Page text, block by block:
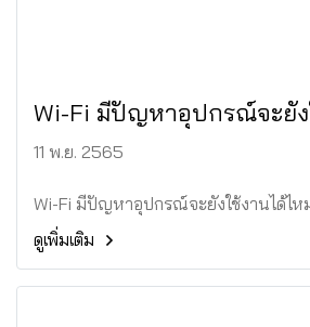
Wi-Fi มีปัญหาอุปกรณ์จะยัง
11 พ.ย. 2565
Wi-Fi มีปัญหาอุปกรณ์จะยังใช้งานได้ไห
ดูเพิ่มเติม